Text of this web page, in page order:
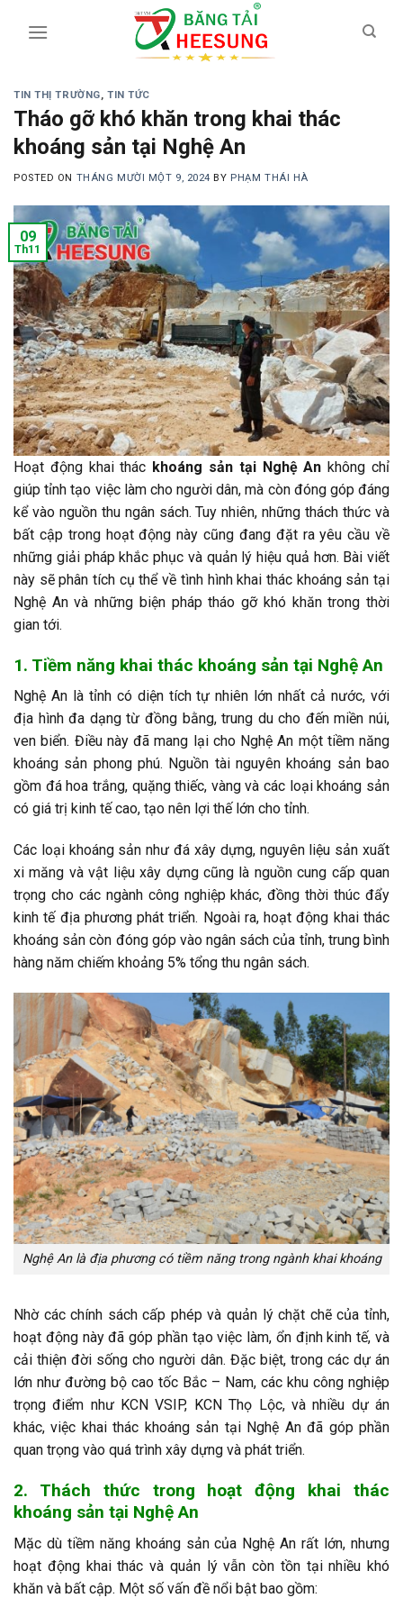
TIN THỊ TRƯỜNG, TIN TỨC
Tháo gỡ khó khăn trong khai thác
khoáng sản tại Nghệ An
POSTED ON THÁNG MƯỜI MỘT 9, 2024 BY PHẠM THÁI HÀ
09
Th11
Hoạt động khai thác khoáng sản tại Nghệ An không chỉ
giúp tỉnh tạo việc làm cho người dân, mà còn đóng góp đáng
kể vào nguồn thu ngân sách. Tuy nhiên, những thách thức và
bất cập trong hoạt động này cũng đang đặt ra yêu cầu về
những giải pháp khắc phục và quản lý hiệu quả hơn. Bài viết
này sẽ phân tích cụ thể về tình hình khai thác khoáng sản tại
Nghệ An và những biện pháp tháo gỡ khó khăn trong thời
gian tới.
1. Tiềm năng khai thác khoáng sản tại Nghệ An
Nghệ An là tỉnh có diện tích tự nhiên lớn nhất cả nước, với
địa hình đa dạng từ đồng bằng, trung du cho đến miền núi,
ven biển. Điều này đã mang lại cho Nghệ An một tiềm năng
khoáng sản phong phú. Nguồn tài nguyên khoáng sản bao
gồm đá hoa trắng, quặng thiếc, vàng và các loại khoáng sản
có giá trị kinh tế cao, tạo nên lợi thế lớn cho tỉnh.
Các loại khoáng sản như đá xây dựng, nguyên liệu sản xuất
xi măng và vật liệu xây dựng cũng là nguồn cung cấp quan
trọng cho các ngành công nghiệp khác, đồng thời thúc đẩy
kinh tế địa phương phát triển. Ngoài ra, hoạt động khai thác
khoáng sản còn đóng góp vào ngân sách của tỉnh, trung bình
hàng năm chiếm khoảng 5% tổng thu ngân sách.
Nghệ An là địa phương có tiềm năng trong ngành khai khoáng
Nhờ các chính sách cấp phép và quản lý chặt chẽ của tỉnh,
hoạt động này đã góp phần tạo việc làm, ổn định kinh tế, và
cải thiện đời sống cho người dân. Đặc biệt, trong các dự án
lớn như đường bộ cao tốc Bắc – Nam, các khu công nghiệp
trọng điểm như KCN VSIP, KCN Thọ Lộc, và nhiều dự án
khác, việc khai thác khoáng sản tại Nghệ An đã góp phần
quan trọng vào quá trình xây dựng và phát triển.
2. Thách thức trong hoạt động khai thác
khoáng sản tại Nghệ An
Mặc dù tiềm năng khoáng sản của Nghệ An rất lớn, nhưng
hoạt động khai thác và quản lý vẫn còn tồn tại nhiều khó
khăn và bất cập. Một số vấn đề nổi bật bao gồm: